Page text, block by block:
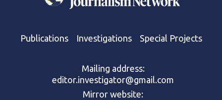
Publications Investigations Special Projects
Mailing address:
editor.investigator@gmail.com
Mirror website: